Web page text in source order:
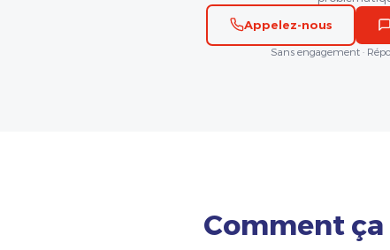
Appelez-nous
Sans engagement ·
Comment ça